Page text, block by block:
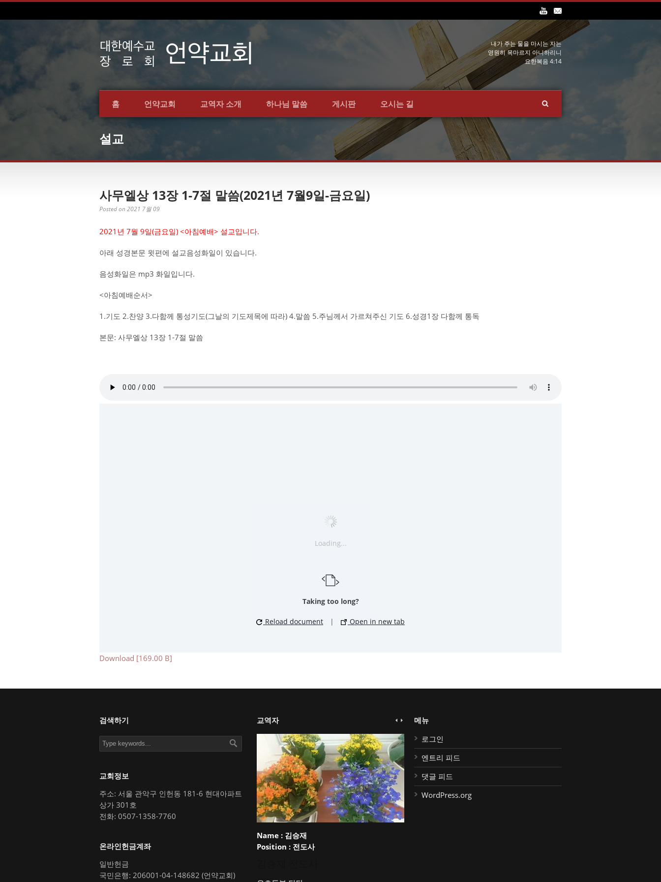
내가 주는 물을 마시는 자는
영원히 목마르지 아니하리니
요한복음 4:14
홈 언약교회 교역자 소개 하나님 말씀 게시판 오시는 길
설교
사무엘상 13장 1-7절 말씀(2021년 7월9일-금요일)
Posted on 2021 7월 09
2021년 7월 9일(금요일) <아침예배> 설교입니다.
아래 성경본문 윗편에 설교음성화일이 있습니다.
음성화일은 mp3 화일입니다.
<아침예배순서>
1.기도 2.찬양 3.다함께 통성기도(그날의 기도제목에 따라) 4.말씀 5.주님께서 가르쳐주신 기도 6.성경1장 다함께 통독
본문: 사무엘상 13장 1-7절 말씀
Loading...
Taking too long?
Reload document | Open in new tab
Download [169.00 B]
검색하기
교회정보
주소: 서울 관악구 인헌동 181-6 현대아파트
상가 301호
전화: 0507-1358-7760
온라인헌금계좌
일반헌금
국민은행: 206001-04-148682 (언약교회)
교역자
Name :김승재
Position :전도사
메뉴
로그인
엔트리 피드
댓글 피드
WordPress.org